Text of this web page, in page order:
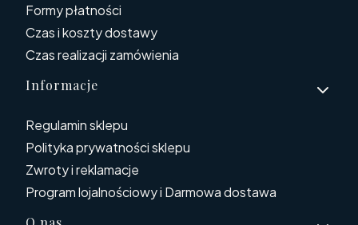
Formy płatności
Czas i koszty dostawy
Czas realizacji zamówienia
Informacje
Regulamin sklepu
Polityka prywatności sklepu
Zwroty i reklamacje
Program lojalnościowy i Darmowa dostawa